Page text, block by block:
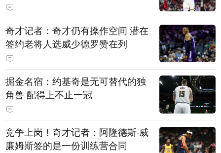
奇才记者：奇才仍有操作空间 潜在
签约老将人选威少德罗赞在列
掘金名宿：约基奇是无可替代的独
角兽 配得上不止一冠
竞争上岗！奇才记者：阿隆德斯·威
廉姆斯签的是一份训练营合同